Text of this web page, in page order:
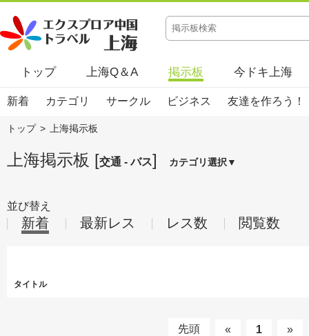
トップ 上海Q＆A 掲示板 今ドキ上海
新着 カテゴリ サークル ビジネス 友達を作ろう！
トップ > 上海掲示板
上海掲示板 [交通 - バス] カテゴリ選択▼
並び替え
新着 最新レス レス数 閲覧数
タイトル
先頭 « 1 »